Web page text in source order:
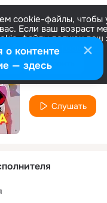
cookie-файлы, чтобы
Если ваш возраст
файлы должен ваш
Больше информации
Настроить
Bavl
Слушать
контенте
— здесь